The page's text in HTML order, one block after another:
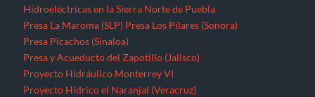
Hidroeléctricas en la Sierra Norte de Puebla
Presa La Maroma (SLP) Presa Los Pilares (Sonora)
Presa Picachos (Sinaloa)
Presa y Acueducto del Zapotillo (Jalisco)
Proyecto Hidráulico Monterrey VI
Proyecto Hídrico el Naranjal (Veracruz)